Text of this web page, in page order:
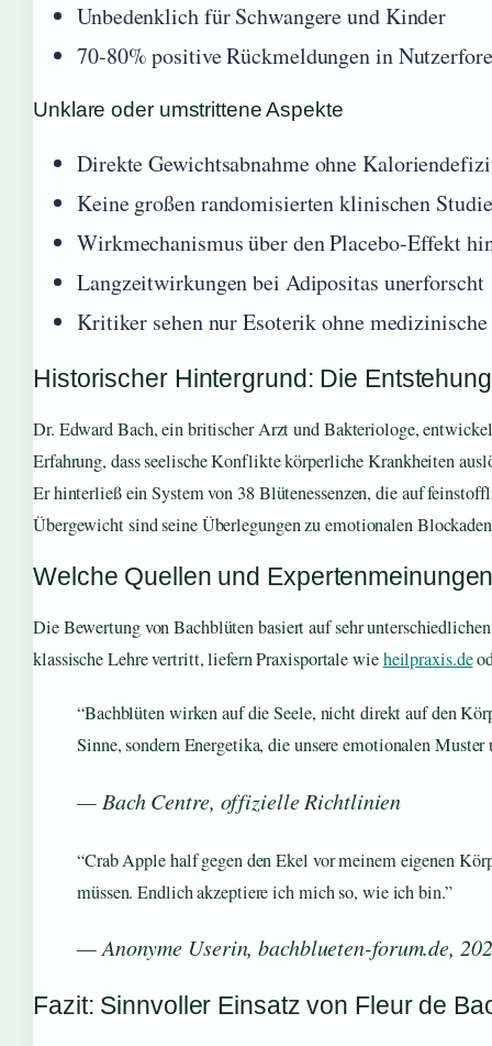
Unbedenklich für Schwangere und Kinder
70-80% positive Rückmeldungen in
Unklare oder umstrittene Aspekte
Direkte Gewichtsabnahme ohne
Keine großen randomisierten klinischen
Wirkmechanismus über den Placebo-Effekt
Langzeitwirkungen bei Adipositas unerforscht
Kritiker sehen nur Esoterik ohne
Historischer Hintergrund: Die
Dr. Edward Bach, ein britischer Arzt und Bakteriologe,
Erfahrung, dass seelische Konflikte körperliche Krankheiten
Er hinterließ ein System von 38 Blütenessenzen, die auf
Übergewicht sind seine Überlegungen zu emotionalen
Welche Quellen und
Die Bewertung von Bachblüten basiert auf sehr
klassische Lehre vertritt, liefern Praxisportale wieheilpraxis.de
“Bachblüten wirken auf die Seele, nicht direkt auf den
Sinne, sondern Energetika, die unsere emotionalen Muster
— Bach Centre, offizielle Richtlinien
“Crab Apple half gegen den Ekel vor meinem eigenen
müssen. Endlich akzeptiere ich mich so, wie ich bin.”
— Anonyme Userin, bachblueten-forum.de,
Fazit: Sinnvoller Einsatz von Fleur de